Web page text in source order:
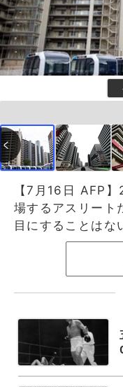
【7月16日 AFP
場するアスリート
目にすることはな